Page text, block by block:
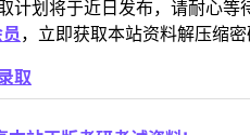
计划将于近日发布，请耐心等
，立即获取本站资料解压缩密
取